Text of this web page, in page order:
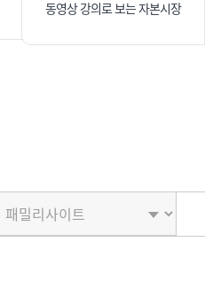
동영상 강의로 보는 자본시장